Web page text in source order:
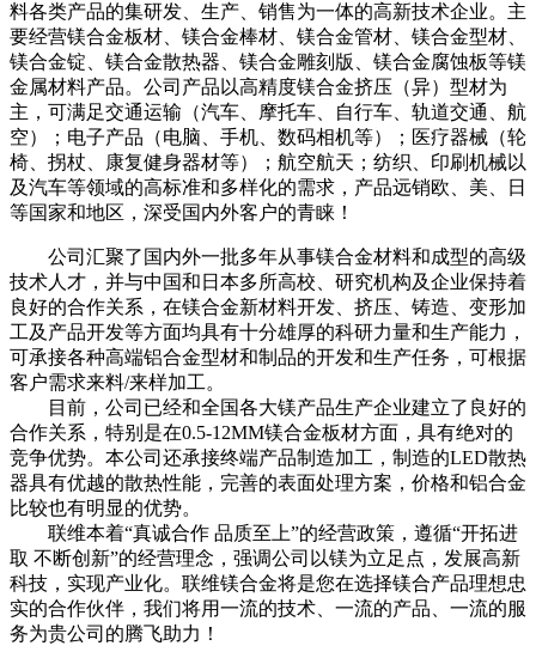
料各类产品的集研发、生产、销售为一体的高新技术企业。主
要经营镁合金板材、镁合金棒材、镁合金管材、镁合金型材、
镁合金锭、镁合金散热器、镁合金雕刻版、镁合金腐蚀板等镁
金属材料产品。公司产品以高精度镁合金挤压（异）型材为
主，可满足交通运输（汽车、摩托车、自行车、轨道交通、航
空）；电子产品（电脑、手机、数码相机等）；医疗器械（轮
椅、拐杖、康复健身器材等）；航空航天；纺织、印刷机械以
及汽车等领域的高标准和多样化的需求，产品远销欧、美、日
等国家和地区，深受国内外客户的青睐！
公司汇聚了国内外一批多年从事镁合金材料和成型的高级
技术人才，并与中国和日本多所高校、研究机构及企业保持着
良好的合作关系，在镁合金新材料开发、挤压、铸造、变形加
工及产品开发等方面均具有十分雄厚的科研力量和生产能力，
可承接各种高端铝合金型材和制品的开发和生产任务，可根据
客户需求来料/来样加工。
目前，公司已经和全国各大镁产品生产企业建立了良好的
合作关系，特别是在0.5-12MM镁合金板材方面，具有绝对的
竞争优势。本公司还承接终端产品制造加工，制造的LED散热
器具有优越的散热性能，完善的表面处理方案，价格和铝合金
比较也有明显的优势。
联维本着“真诚合作 品质至上”的经营政策，遵循“开拓进
取 不断创新”的经营理念，强调公司以镁为立足点，发展高新
科技，实现产业化。联维镁合金将是您在选择镁合产品理想忠
实的合作伙伴，我们将用一流的技术、一流的产品、一流的服
务为贵公司的腾飞助力！